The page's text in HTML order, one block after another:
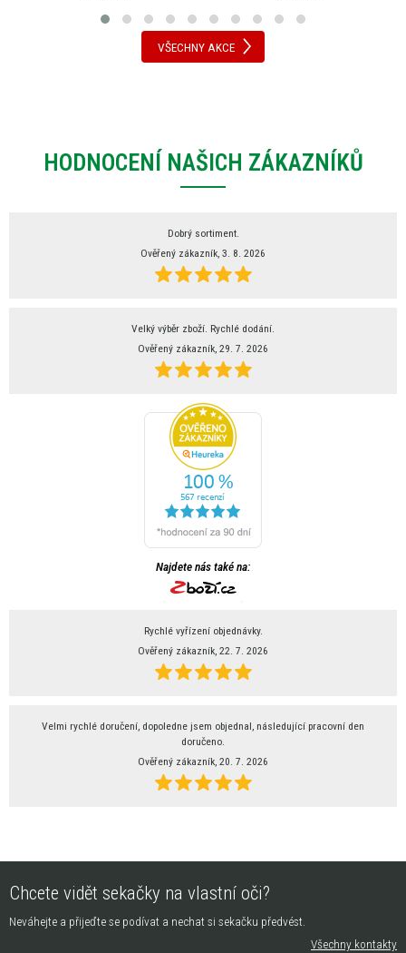
VŠECHNY AKCE
HODNOCENÍ NAŠICH ZÁKAZNÍKŮ
Dobrý sortiment.
Ověřený zákazník, 3. 8. 2026
Velký výběr zboží. Rychlé dodání.
Ověřený zákazník, 29. 7. 2026
Najdete nás také na:
Rychlé vyřízení objednávky.
Ověřený zákazník, 22. 7. 2026
Velmi rychlé doručení, dopoledne jsem objednal, následující pracovní den
doručeno.
Ověřený zákazník, 20. 7. 2026
Chcete vidět sekačky na vlastní oči?
Neváhejte a přijeďte se podívat a nechat si sekačku předvést.
Všechny kontakty